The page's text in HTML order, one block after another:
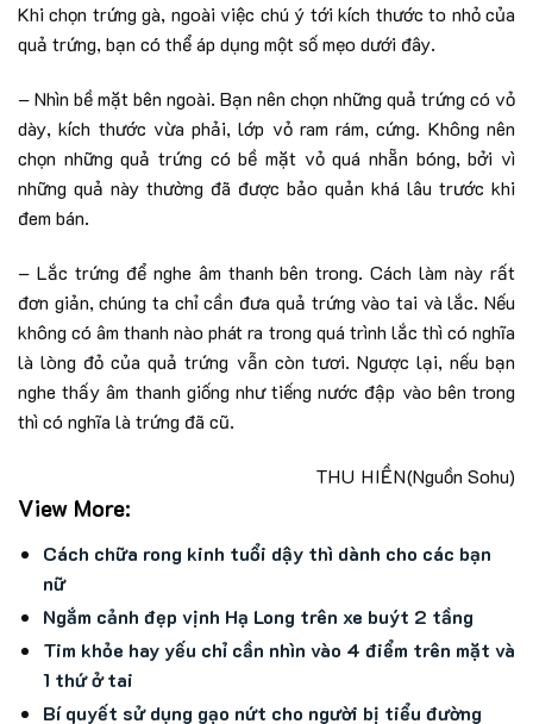
Khi chọn trứng gà, ngoài việc chú ý tới kích thước to nhỏ của
quả trứng, bạn có thể áp dụng một số mẹo dưới đây.
– Nhìn bề mặt bên ngoài. Bạn nên chọn những quả trứng có vỏ
dày, kích thước vừa phải, lớp vỏ ram rám, cứng. Không nên
chọn những quả trứng có bề mặt vỏ quá nhẵn bóng, bởi vì
những quả này thường đã được bảo quản khá lâu trước khi
đem bán.
– Lắc trứng để nghe âm thanh bên trong. Cách làm này rất
đơn giản, chúng ta chỉ cần đưa quả trứng vào tai và lắc. Nếu
không có âm thanh nào phát ra trong quá trình lắc thì có nghĩa
là lòng đỏ của quả trứng vẫn còn tươi. Ngược lại, nếu bạn
nghe thấy âm thanh giống như tiếng nước đập vào bên trong
thì có nghĩa là trứng đã cũ.
THU HIỀN(Nguồn Sohu)
View More:
Cách chữa rong kinh tuổi dậy thì dành cho các bạn
nữ
Ngắm cảnh đẹp vịnh Hạ Long trên xe buýt 2 tầng
Tim khỏe hay yếu chỉ cần nhìn vào 4 điểm trên mặt và
1 thứ ở tai
Bí quyết sử dụng gạo nứt cho người bị tiểu đường